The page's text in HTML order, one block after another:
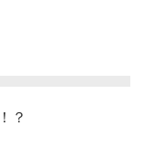
？